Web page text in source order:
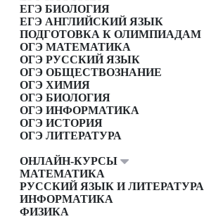
ЕГЭ БИОЛОГИЯ
ЕГЭ АНГЛИЙСКИЙ ЯЗЫК
ПОДГОТОВКА К ОЛИМПИАДАМ
ОГЭ МАТЕМАТИКА
ОГЭ РУССКИЙ ЯЗЫК
ОГЭ ОБЩЕСТВОЗНАНИЕ
ОГЭ ХИМИЯ
ОГЭ БИОЛОГИЯ
ОГЭ ИНФОРМАТИКА
ОГЭ ИСТОРИЯ
ОГЭ ЛИТЕРАТУРА
ОНЛАЙН-КУРСЫ
МАТЕМАТИКА
РУССКИЙ ЯЗЫК И ЛИТЕРАТУРА
ИНФОРМАТИКА
ФИЗИКА